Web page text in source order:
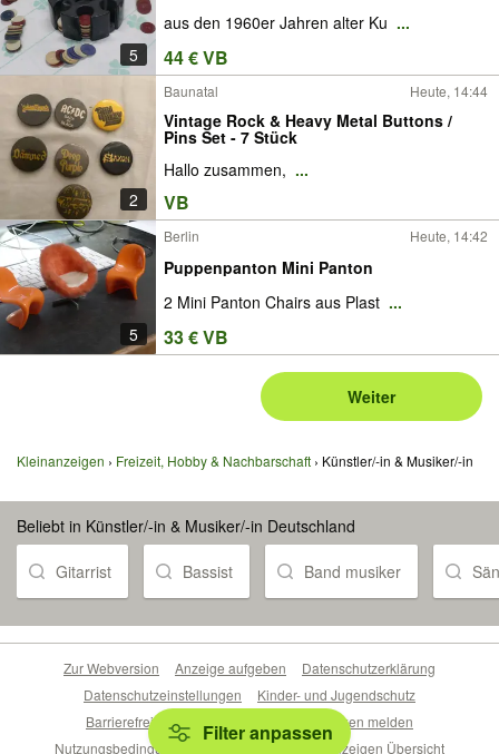
5
aus den 1960er Jahren alter Ku ...
44 € VB
2
Baunatal Heute, 14:44
Vintage Rock & Heavy Metal Buttons /
Pins Set - 7 Stück
Hallo zusammen, ...
VB
5
Berlin Heute, 14:42
Puppenpanton Mini Panton
2 Mini Panton Chairs aus Plast ...
33 € VB
Weiter
Kleinanzeigen Freizeit, Hobby & Nachbarschaft Künstler/-in & Musiker/-in
Beliebt in Künstler/-in & Musiker/-in Deutschland
Gitarrist Bassist Band musiker
Filter anpassen
Zur Webversion Anzeige aufgeben
Datenschutzerklärung
Datenschutzeinstellungen
Kinder- und Jugendschutz
Barrierefreiheitserklärung
Sicherheitslücken melden
Nutzungsbedingungen
Beliebte Suchen Anzeigen Übersicht